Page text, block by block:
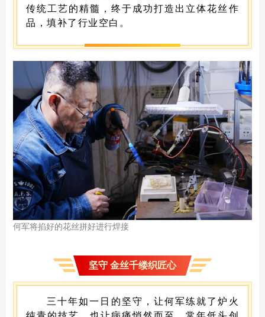
传统工艺的精髓，终于成功打造出立体花丝作
品，填补了行业空白。
何军将掐好的花丝拼好进行焊接
坚守 金丝千缕织匠心
三十年如一日的坚守，让何军练就了炉火